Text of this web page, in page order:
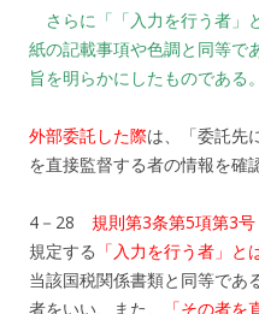
さらに「「入力を行う者」
紙の記載事項や色調と同等で
旨を明らかにしたものである
外部委託した際は、「委託先
を直接監督する者の情報を確
4－28 規則第3条第5項第3号
規定する 「入力を行う者」と
当該国税関係書類と同等であ
者をいい、また
、「その者